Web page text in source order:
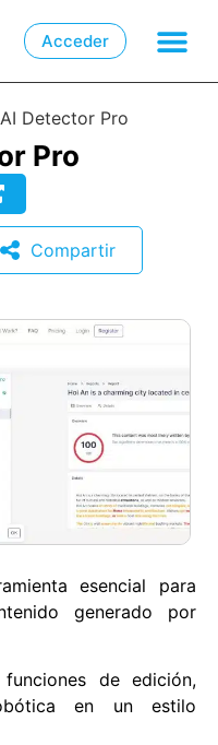
Acceder
AI Detector Pro
Pro
Compartir
esencial para
generado por
de edición,
en un estilo